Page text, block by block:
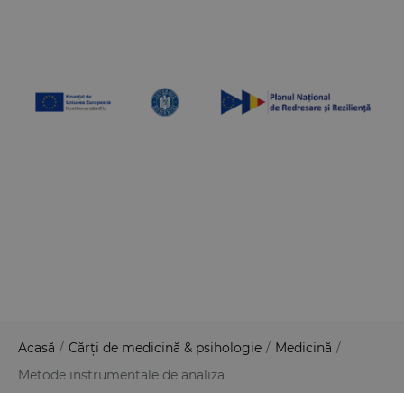
Acasă / Cărți de medicină & psihologie / Medicină /
Metode instrumentale de analiza